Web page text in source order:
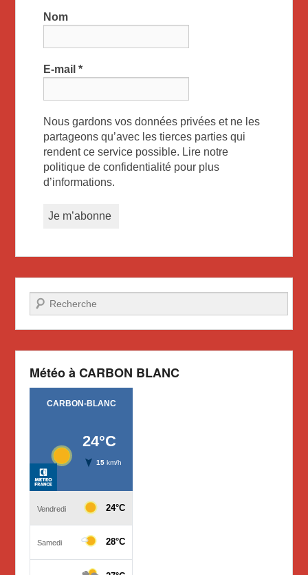
Nom
E-mail*
Nous gardons vos données privées et ne les
partageons qu’avec les tierces parties qui
rendent ce service possible. Lire notre
politique de confidentialité pour plus
d’informations.
Recherche
Météo à CARBON BLANC